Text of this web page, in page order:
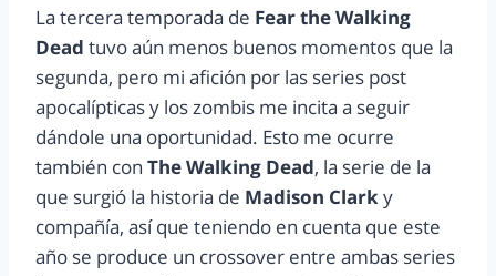
La tercera temporada de Fear the Walking
Dead tuvo aún menos buenos momentos que la
segunda, pero mi afición por las series post
apocalípticas y los zombis me incita a seguir
dándole una oportunidad. Esto me ocurre
también con The Walking Dead, la serie de la
que surgió la historia de Madison Clarky
compañía, así que teniendo en cuenta que este
año se produce un crossover entre ambas series